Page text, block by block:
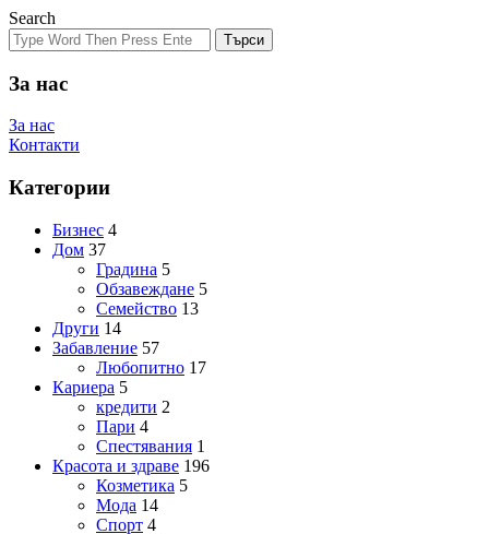
Search
Търси
За нас
За нас
Контакти
Категории
Бизнес 4
Дом 37
Градина 5
Обзавеждане 5
Семейство 13
Други 14
Забавление 57
Любопитно 17
Кариера 5
кредити 2
Пари 4
Спестявания 1
Красота и здраве 196
Козметика 5
Мода 14
Спорт 4